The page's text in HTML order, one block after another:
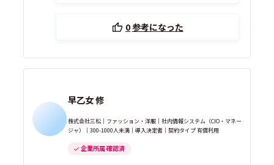
0参考になった
早乙女 修
株式会社三松｜ファッション・洋服｜社内情報システム（CIO・マネー
ジャ）｜300-1000人未満｜導入決定者｜契約タイプ 有償利用
企業所属 確認済